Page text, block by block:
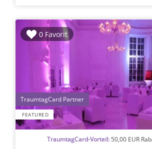
0 Favorit
FEATURED
1
TraumtagCard-Vorteil: 50,00 EUR